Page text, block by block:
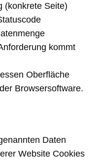
(konkrete Seite)
kommt
Oberfläche
Browsersoftware.
Daten
Website Cookies